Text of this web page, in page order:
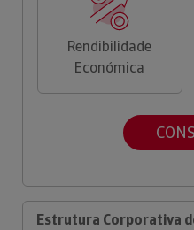
Rendibilidade
Económica
Estrutura Corporativa